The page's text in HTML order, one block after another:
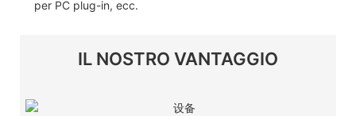
per PC plug-in, ecc.
IL NOSTRO VANTAGGIO